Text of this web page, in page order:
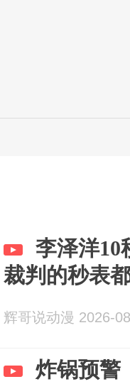
李泽洋10
裁判的秒表
辉哥说动漫 2026-
炸锅预警